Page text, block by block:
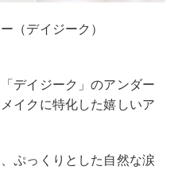
（デイジーク）
デイジーク」のアンダー
イクに特化した嬉しいア
ぷっくりとした自然な涙